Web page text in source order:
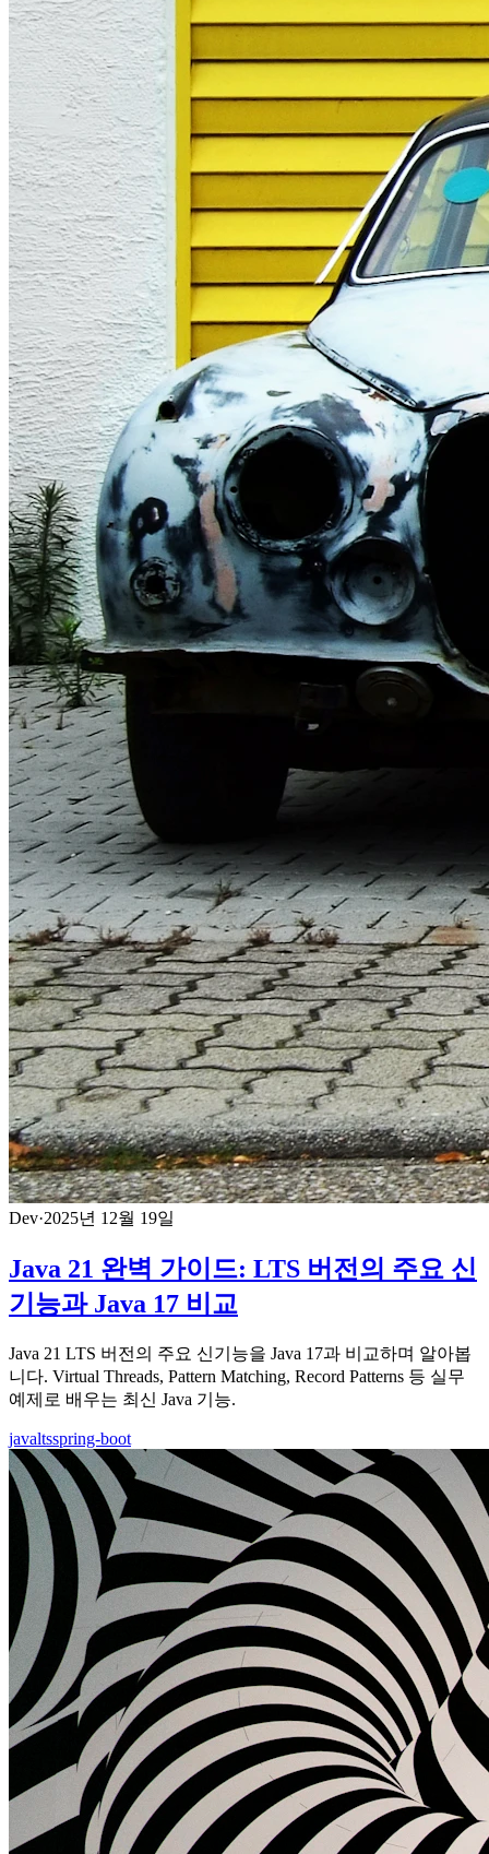
Dev·2025년 12월 19일
Java 21 완벽 가이드: LTS 버전의 주요 신
기능과 Java 17 비교
Java 21 LTS 버전의 주요 신기능을 Java 17과 비교하며 알아봅
니다. Virtual Threads, Pattern Matching, Record Patterns 등 실무
예제로 배우는 최신 Java 기능.
javaltsspring-boot